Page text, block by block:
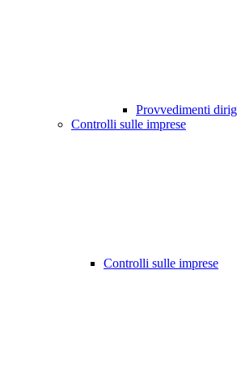
Provvedimenti
Controlli sulle imprese
Controlli sulle imprese